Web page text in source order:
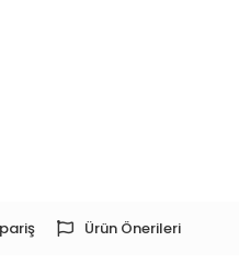
Ürün Önerileri